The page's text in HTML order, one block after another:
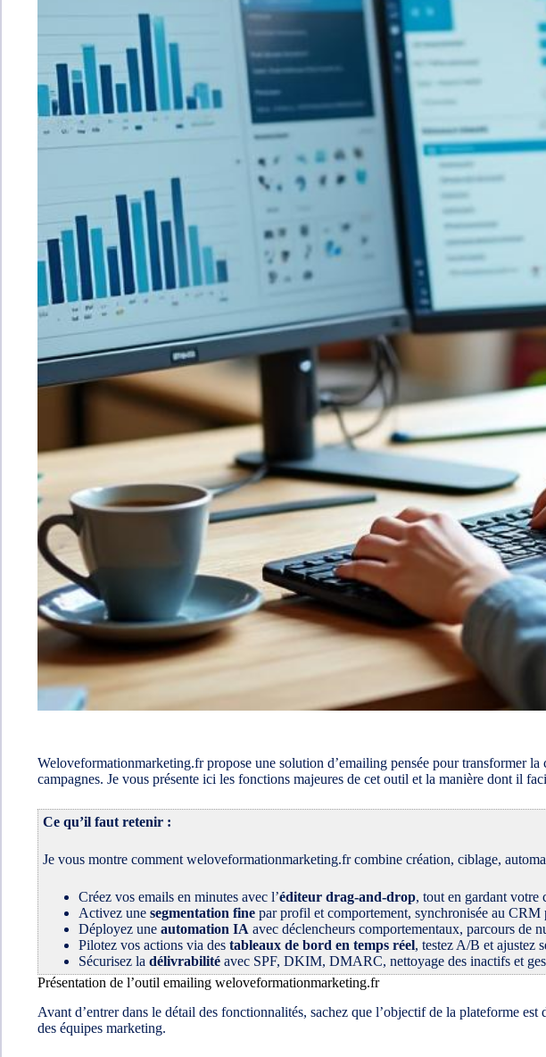
Weloveformationmarketing.fr propose une solution d’emailing pensée pour transformer
campagnes. Je vous présente ici les fonctions majeures de cet outil et la manière dont il
Ce qu’il faut retenir :
Je vous montre comment weloveformationmarketing.fr combine création, ciblage,
Créez vos emails en minutes avec l’éditeur drag-and-drop, tout en gardant votre
Activez une segmentation fine par profil et comportement, synchronisée au CRM
Déployez une automation IA avec déclencheurs comportementaux, parcours de
Pilotez vos actions via des tableaux de bord en temps réel, testez A/B et ajustez
Sécurisez la délivrabilité avec SPF, DKIM, DMARC, nettoyage des inactifs et
Présentation de l’outil emailing weloveformationmarketing.fr
Avant d’entrer dans le détail des fonctionnalités, sachez que l’objectif de la plateforme
des équipes marketing.